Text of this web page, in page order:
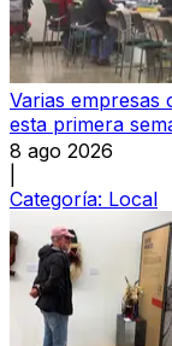
Varias empresas
esta primera
8 ago 2026
Categoría: Local